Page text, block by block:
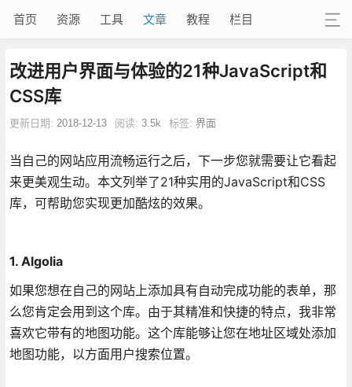
首页 资源 工具 文章 教程 栏目
改进用户界面与体验的21种JavaScript和
CSS库
更新日期: 2018-12-13 阅读: 3.5k 标签: 界面
当自己的网站应用流畅运行之后，下一步您就需要让它看起
来更美观生动。本文列举了21种实用的JavaScript和CSS
库，可帮助您实现更加酷炫的效果。
1. Algolia
如果您想在自己的网站上添加具有自动完成功能的表单，那
么您肯定会用到这个库。由于其精准和快捷的特点，我非常
喜欢它带有的地图功能。这个库能够让您在地址区域处添加
地图功能，以方面用户搜索位置。